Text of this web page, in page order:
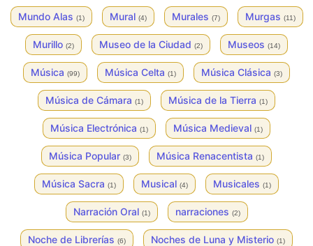
Mundo Alas (1) Mural (4) Murales (7) Murgas (11)
Murillo (2) Museo de la Ciudad (2) Museos (14)
Música (99) Música Celta (1) Música Clásica (3)
Música de Cámara (1) Música de la Tierra (1)
Música Electrónica (1) Música Medieval (1)
Música Popular (3) Música Renacentista (1)
Música Sacra (1) Musical (4) Musicales (1)
Narración Oral (1) narraciones (2)
Noche de Librerías (6) Noches de Luna y Misterio (1)